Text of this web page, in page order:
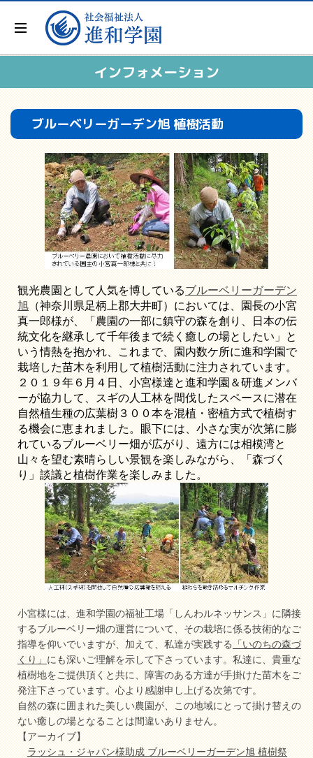
インフォメーション
ブルーベリーガーデン旭 植樹活動
観光農園として人気を博しているブルーベリーガーデン
旭（神奈川県足柄上郡大井町）においては、園長の小宮
真一郎様が、「農園の一部に鎮守の森を創り、日本の伝
統文化を継承して千年後まで続く癒しの場としたい」と
いう情熱を抱かれ、これまで、園内数ケ所に進和学園で
栽培した苗木を利用して植樹活動に注力されています。
２０１９年６月４日、小宮様達と進和学園＆研進メンバ
ーが協力して、スギの人工林を間伐したスペースに潜在
自然植生種の広葉樹３００本を混植・密植方式で植樹す
る機会に恵まれました。眼下には、小さな実が次第に膨
れているブルーベリー畑が広がり、遠方には相模湾と
山々を望む素晴らしい景観を楽しみながら、「森づく
り」談議と植樹作業を楽しみました。
小宮様には、進和学園の福祉工場「しんわルネッサンス」に隣接
するブルーベリー畑の運営について、その栽培に係る技術的なご
指導を仰いでいますが、加えて、私達が実践する「いのちの森づ
くり」にも深いご理解を示して下さっています。私達に、貴重な
植樹地をご提供頂くと共に、障害のある方達が手掛けた苗木をご
発注下さっています。心より感謝申し上げる次第です。
自然の森に囲まれた美しい農園が、この地域にとって掛け替えの
ない癒しの場となることは間違いありません。
【アーカイブ】
ラッシュ・ジャパン様助成 ブルーベリーガーデン旭 植樹祭